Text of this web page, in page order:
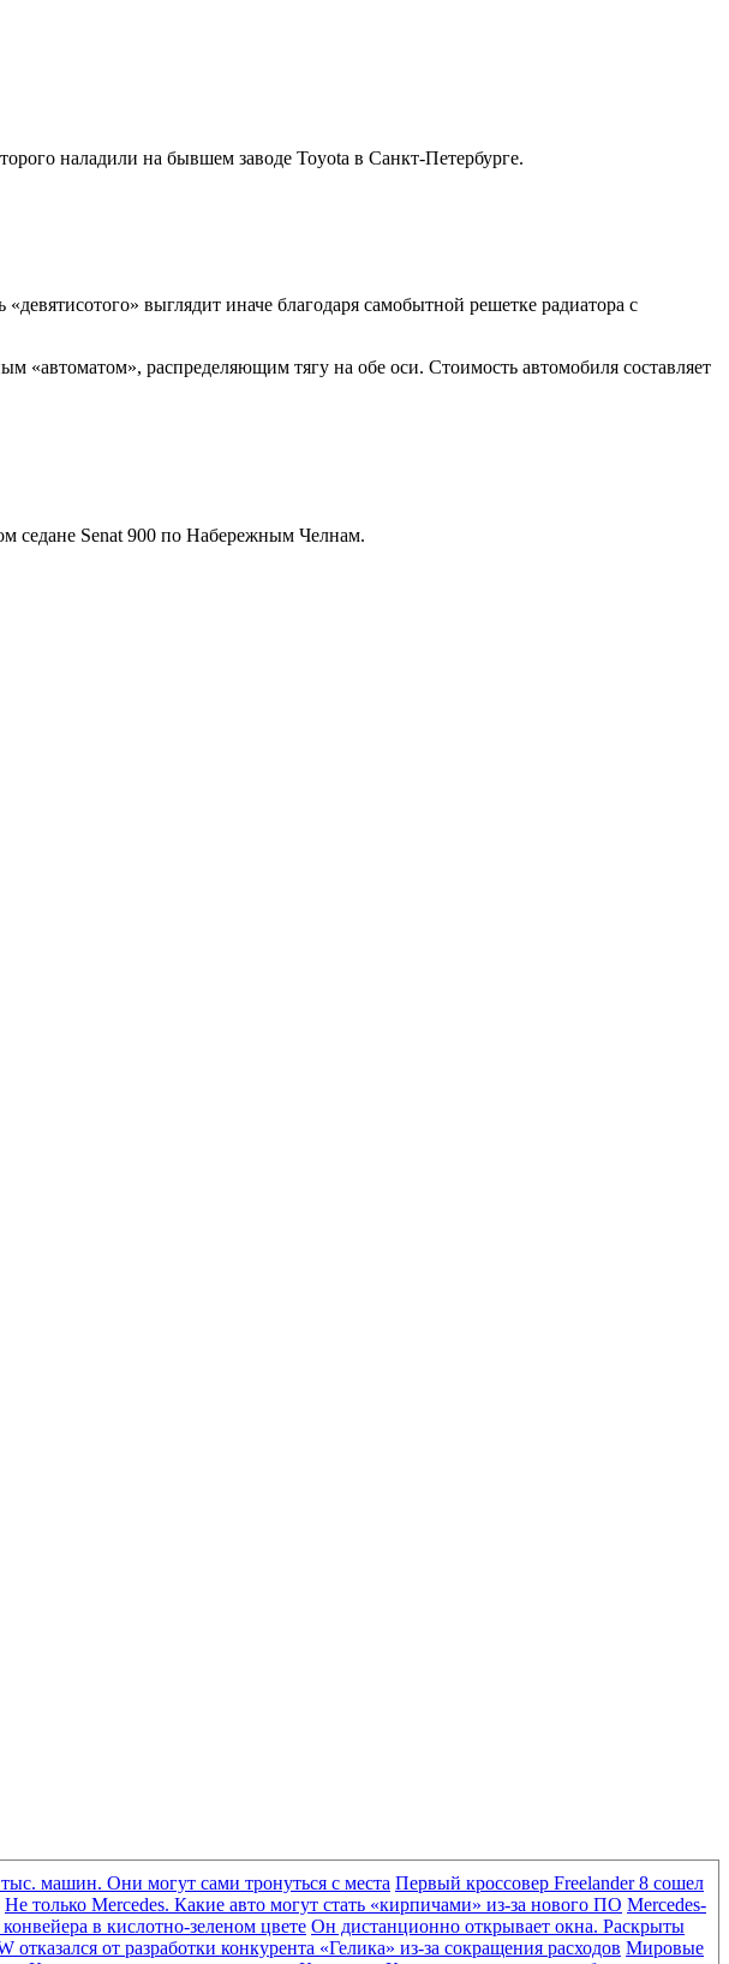
наладили на бывшем заводе Toyota в Санкт-Петербурге.
выглядит иначе благодаря самобытной решетке радиатора с
распределяющим тягу на обе оси. Стоимость автомобиля составляет
седане Senat 900 по Набережным Челнам.
машин. Они могут сами тронуться с места Первый кроссовер Freelander 8 сошел
Не только Mercedes. Какие авто могут стать «кирпичами» из-за нового ПО Mercedes-
в кислотно-зеленом цвете Он дистанционно открывает окна. Раскрыты
отказался от разработки конкурента «Гелика» из-за сокращения расходов Мировые